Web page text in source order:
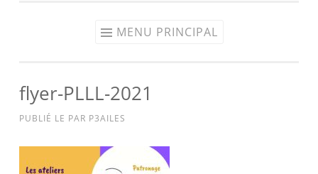
MENU PRINCIPAL
flyer-PLLL-2021
PUBLIÉ LE PAR P3AILES